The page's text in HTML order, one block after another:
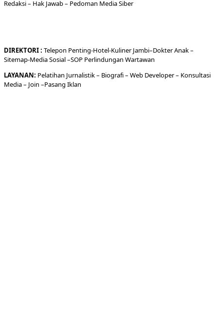
Redaksi– Hak Jawab – Pedoman Media Siber
DIREKTORI: Telepon Penting-Hotel-KulinerJambi–DokterAnak –
Sitemap-Media Sosial –SOP Perlindungan Wartawan
LAYANAN: Pelatihan Jurnalistik – Biografi– Web Developer– Konsultasi
Media– Join –Pasang Iklan